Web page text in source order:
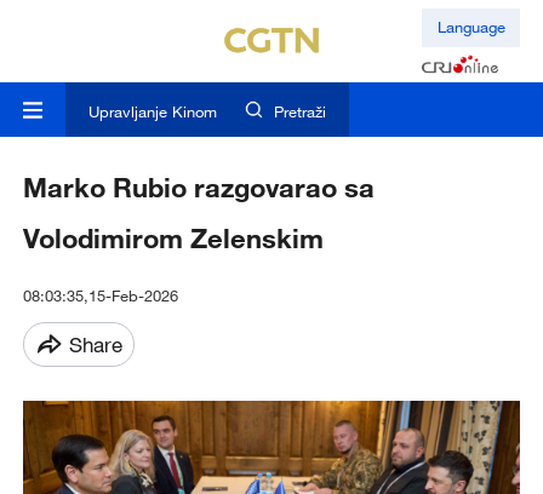
Language
Upravljanje Kinom Pretraži
Marko Rubio razgovarao sa
Volodimirom Zelenskim
08:03:35,15-Feb-2026
Share